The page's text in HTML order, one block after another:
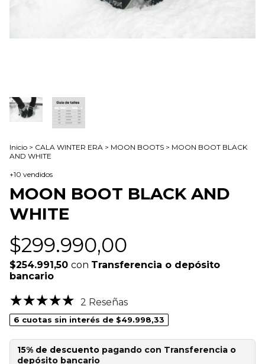
Inicio > CALA WINTER ERA > MOON BOOTS > MOON BOOT BLACK
AND WHITE
+10 vendidos
MOON BOOT BLACK AND
WHITE
$299.990,00
$254.991,50 con Transferencia o depósito
bancario
2 Reseñas
6 cuotas sin interés de $49.998,33
15% de descuento pagando con Transferencia o
depósito bancario